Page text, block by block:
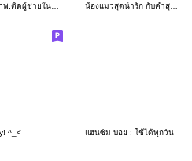
น้องแมวสุดน่ารัก กับคำสุภาพตะมุตะมิ
^_< แฮนซัม บอย : ใช้ได้ทุกวัน